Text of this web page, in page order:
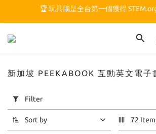
🏆 玩具腦是全台第一個獲得
🏆 玩具腦是全台第一個獲得
Filter
(0/20)
新加坡 PEEKABOOK 互動英文電子
Filter
Sort by 72